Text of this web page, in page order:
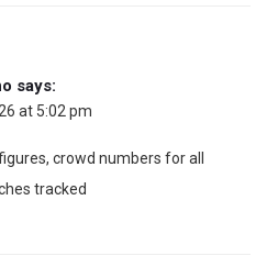
says:
at 5:02 pm
crowd numbers for all
tracked